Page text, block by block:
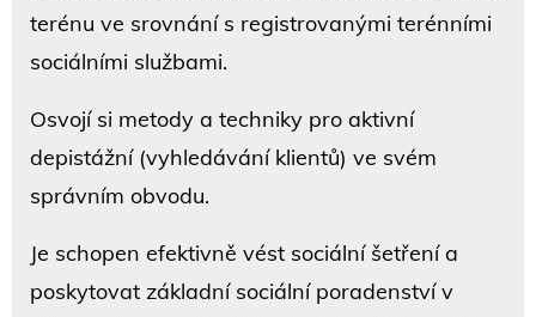
terénu ve srovnání s registrovanými terénními
sociálními službami.
Osvojí si metody a techniky pro aktivní
depistážní (vyhledávání klientů) ve svém
správním obvodu.
Je schopen efektivně vést sociální šetření a
poskytovat základní sociální poradenství v